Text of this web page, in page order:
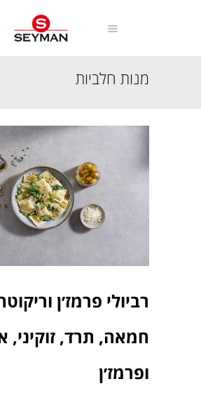
מנות חלביות
עמוד הבית מתכונים
רביולי פרמז׳ן
חמאה, תרד, זוקיני,
ופרמז׳ן